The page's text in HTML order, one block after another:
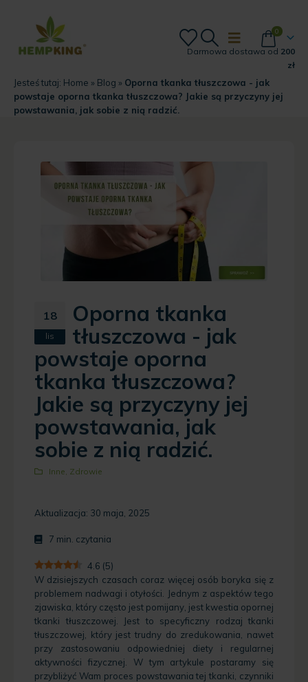
0
Darmowa dostawa od 200
zł
Jesteś tutaj: Home » Blog » Oporna tkanka tłuszczowa - jak
powstaje oporna tkanka tłuszczowa? Jakie są przyczyny jej
powstawania, jak sobie z nią radzić.
18
lis
Oporna tkanka
tłuszczowa - jak
powstaje oporna
tkanka tłuszczowa?
Jakie są przyczyny jej
powstawania, jak
sobie z nią radzić.
Inne Zdrowie
Aktualizacja: 30 maja, 2025
7 min. czytania
4.6 (5)
W dzisiejszych czasach coraz więcej osób boryka się z
problemem nadwagi i otyłości. Jednym z aspektów tego
zjawiska, który często jest pomijany, jest kwestia opornej
tkanki tłuszczowej. Jest to specyficzny rodzaj tkanki
tłuszczowej, który jest trudny do zredukowania, nawet
przy zastosowaniu odpowiedniej diety i regularnej
aktywności fizycznej. W tym artykule postaramy się
przybliżyć Wam proces powstawania tej tkanki, czynniki